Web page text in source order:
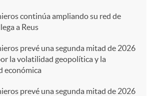
continúa ampliando su red de
a Reus
prevé una segunda mitad de 2026
la volatilidad geopolítica y la
económica
prevé una segunda mitad de 2026